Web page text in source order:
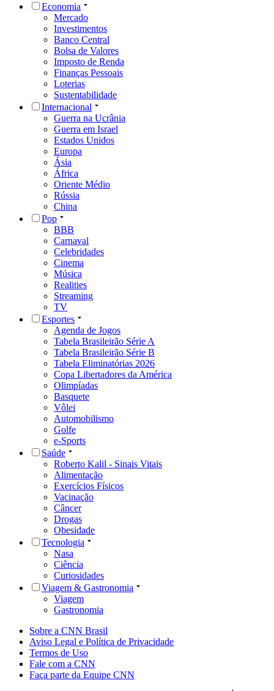
Economia
Mercado
Investimentos
Banco Central
Bolsa de Valores
Imposto de Renda
Finanças Pessoais
Loterias
Sustentabilidade
Internacional
Guerra na Ucrânia
Guerra em Israel
Estados Unidos
Europa
Ásia
África
Oriente Médio
Rússia
China
Pop
BBB
Carnaval
Celebridades
Cinema
Música
Realities
Streaming
TV
Esportes
Agenda de Jogos
Tabela Brasileirão Série A
Tabela Brasileirão Série B
Tabela Eliminatórias 2026
Copa Libertadores da América
Olimpíadas
Basquete
Vôlei
Automobilismo
Golfe
e-Sports
Saúde
Roberto Kalil - Sinais Vitais
Alimentação
Exercícios Físicos
Vacinação
Câncer
Drogas
Obesidade
Tecnologia
Nasa
Ciência
Curiosidades
Viagem & Gastronomia
Viagem
Gastronomia
Sobre a CNN Brasil
Aviso Legal e Política de Privacidade
Termos de Uso
Fale com a CNN
Faça parte da Equipe CNN